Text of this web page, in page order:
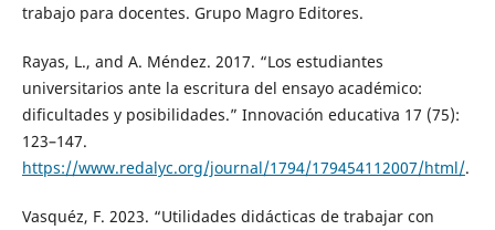
trabajo para docentes. Grupo Magro Editores.
Rayas, L., and A. Méndez. 2017. “Los estudiantes
universitarios ante la escritura del ensayo académico:
dificultades y posibilidades.” Innovación educativa 17 (75):
123–147.
https://www.redalyc.org/journal/1794/179454112007/html/.
Vasquéz, F. 2023. “Utilidades didácticas de trabajar con